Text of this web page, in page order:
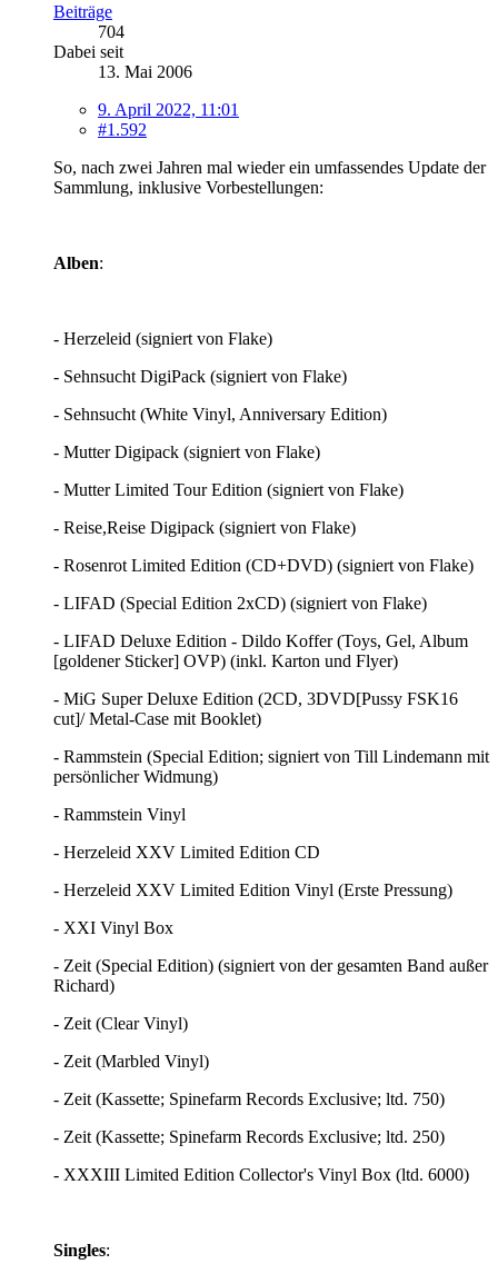
Beiträge
704
Dabei seit
13. Mai 2006
9. April 2022, 11:01
#1.592
So, nach zwei Jahren mal wieder ein umfassendes Update der
Sammlung, inklusive Vorbestellungen:
Alben:
- Herzeleid (signiert von Flake)
- Sehnsucht DigiPack (signiert von Flake)
- Sehnsucht (White Vinyl, Anniversary Edition)
- Mutter Digipack (signiert von Flake)
- Mutter Limited Tour Edition (signiert von Flake)
- Reise,Reise Digipack (signiert von Flake)
- Rosenrot Limited Edition (CD+DVD) (signiert von Flake)
- LIFAD (Special Edition 2xCD) (signiert von Flake)
- LIFAD Deluxe Edition - Dildo Koffer (Toys, Gel, Album
[goldener Sticker] OVP) (inkl. Karton und Flyer)
- MiG Super Deluxe Edition (2CD, 3DVD[Pussy FSK16
cut]/ Metal-Case mit Booklet)
- Rammstein (Special Edition; signiert von Till Lindemann mit
persönlicher Widmung)
- Rammstein Vinyl
- Herzeleid XXV Limited Edition CD
- Herzeleid XXV Limited Edition Vinyl (Erste Pressung)
- XXI Vinyl Box
- Zeit (Special Edition) (signiert von der gesamten Band außer
Richard)
- Zeit (Clear Vinyl)
- Zeit (Marbled Vinyl)
- Zeit (Kassette; Spinefarm Records Exclusive; ltd. 750)
- Zeit (Kassette; Spinefarm Records Exclusive; ltd. 250)
- XXXIII Limited Edition Collector's Vinyl Box (ltd. 6000)
Singles: